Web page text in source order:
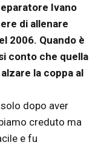
Ivano
di allenare
2006. Quando è
conto che quella
la coppa al
dopo aver
creduto ma
e fu